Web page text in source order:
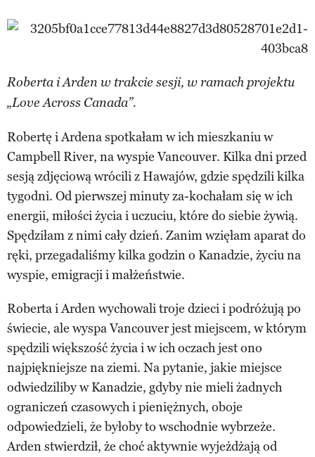
Roberta i Arden w trakcie sesji, w ramach projektu
„Love Across Canada”.
Robertę i Ardena spotkałam w ich mieszkaniu w
Campbell River, na wyspie Vancouver. Kilka dni przed
sesją zdjęciową wrócili z Hawajów, gdzie spędzili kilka
tygodni. Od pierwszej minuty za-kochałam się w ich
energii, miłości życia i uczuciu, które do siebie żywią.
Spędziłam z nimi cały dzień. Zanim wzięłam aparat do
ręki, przegadaliśmy kilka godzin o Kanadzie, życiu na
wyspie, emigracji i małżeństwie.
Roberta i Arden wychowali troje dzieci i podróżują po
świecie, ale wyspa Vancouver jest miejscem, w którym
spędzili większość życia i w ich oczach jest ono
najpiękniejsze na ziemi. Na pytanie, jakie miejsce
odwiedziliby w Kanadzie, gdyby nie mieli żadnych
ograniczeń czasowych i pieniężnych, oboje
odpowiedzieli, że byłoby to wschodnie wybrzeże.
Arden stwierdził, że choć aktywnie wyjeżdżają od